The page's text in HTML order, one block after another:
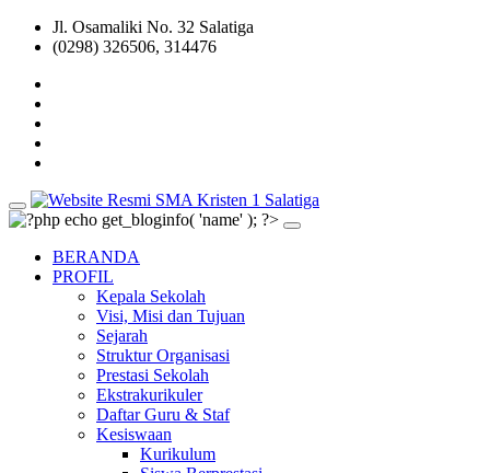
Jl. Osamaliki No. 32 Salatiga
(0298) 326506, 314476
BERANDA
PROFIL
Kepala Sekolah
Visi, Misi dan Tujuan
Sejarah
Struktur Organisasi
Prestasi Sekolah
Ekstrakurikuler
Daftar Guru & Staf
Kesiswaan
Kurikulum